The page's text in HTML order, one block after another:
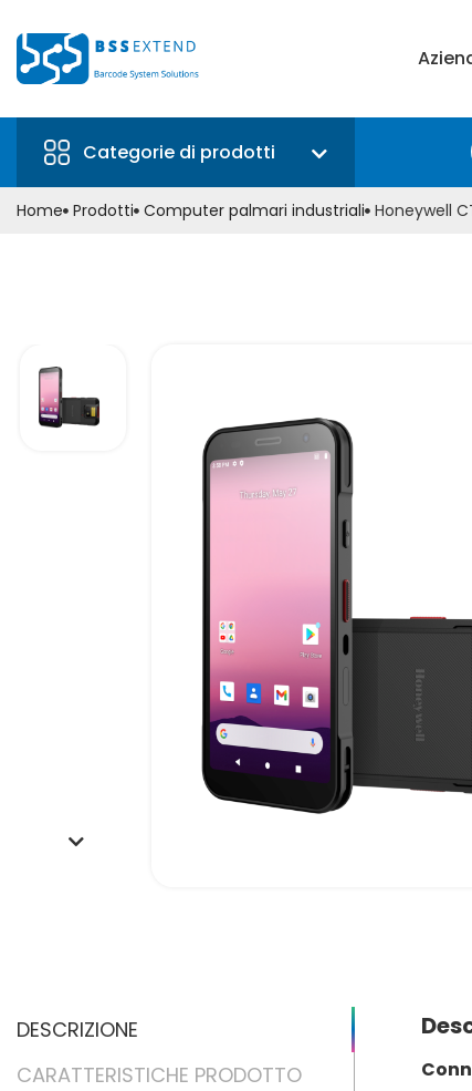
Categorie di prodotti
Home Prodotti Computer palmari industriali Honeywell
DESCRIZIONE
CARATTERISTICHE PRODOTTO